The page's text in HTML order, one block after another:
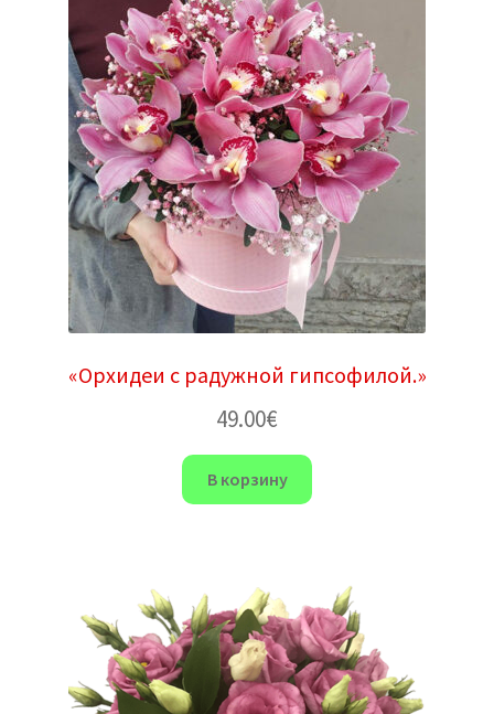
«Орхидеи с радужной гипсофилой.»
49.00€
В корзину